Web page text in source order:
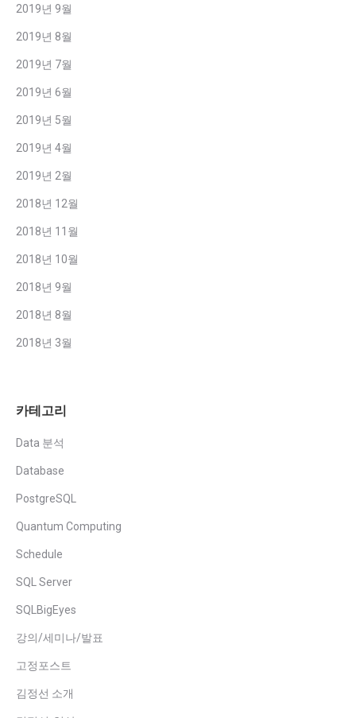
2019년 9월
2019년 8월
2019년 7월
2019년 6월
2019년 5월
2019년 4월
2019년 2월
2018년 12월
2018년 11월
2018년 10월
2018년 9월
2018년 8월
2018년 3월
카테고리
Data 분석
Database
PostgreSQL
Quantum Computing
Schedule
SQL Server
SQLBigEyes
강의/세미나/발표
고정포스트
김정선 소개